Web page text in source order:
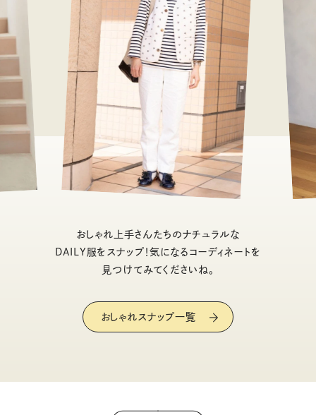
おしゃれ上手さんたちのナチュラルな
DAILY服をスナップ！気になるコーディネートを
見つけてみてくださいね。
おしゃれスナップ一覧